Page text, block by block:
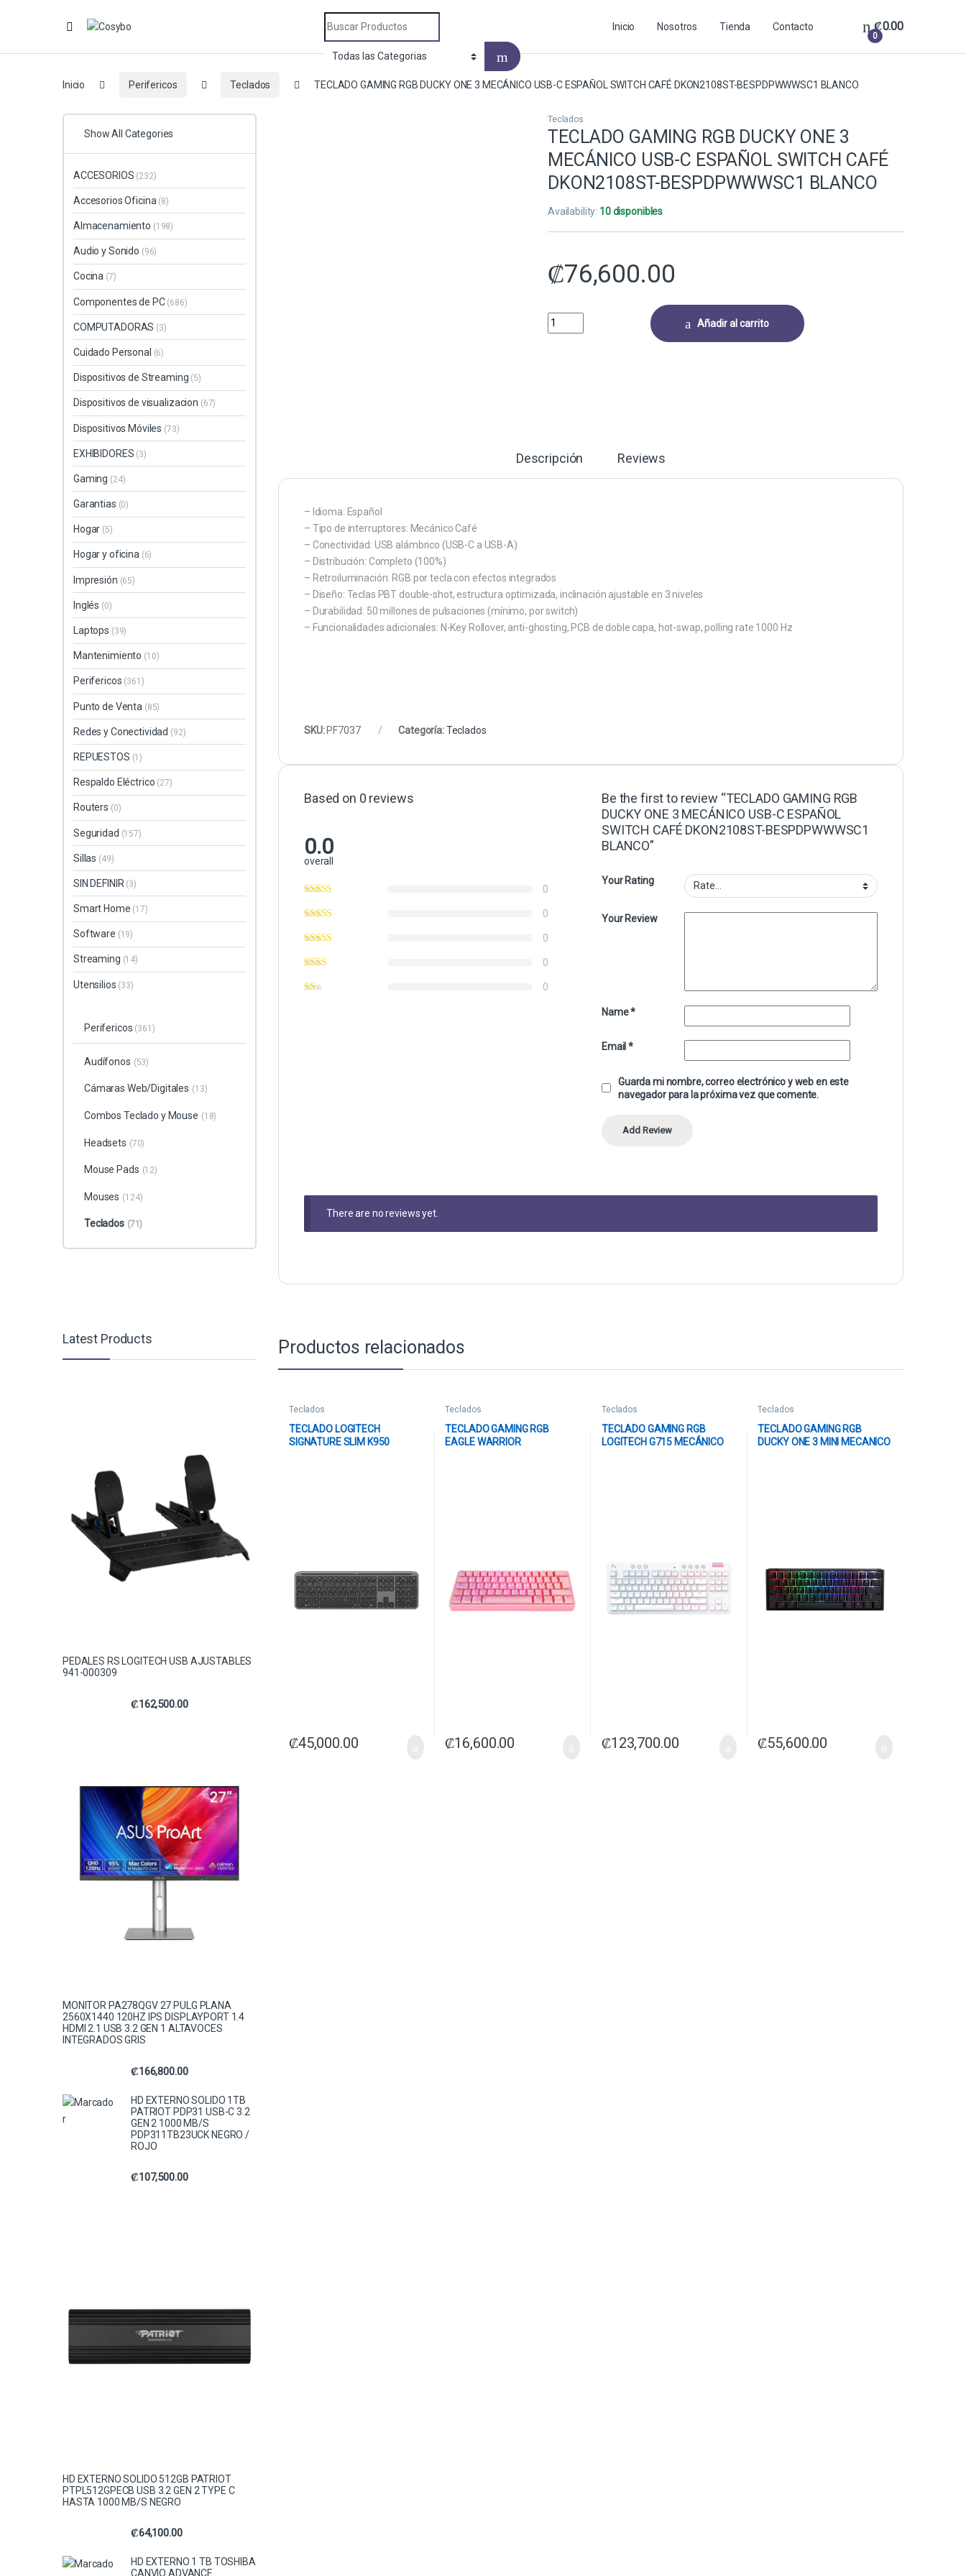
Search for:
Inicio Nosotros Tienda Contacto
0
₡0.00
Inicio Perifericos Teclados TECLADO GAMING RGB DUCKY ONE 3 MECÁNICO USB-C ESPAÑOL SWITCH CAFÉ DKON2108ST-BESPDPWWWSC1 BLANCO
Teclados
TECLADO GAMING RGB DUCKY ONE 3
MECÁNICO USB-C ESPAÑOL SWITCH CAFÉ
DKON2108ST-BESPDPWWWSC1 BLANCO
Availability: 10 disponibles
₡76,600.00
TECLADO GAMING RGB DUCKY ONE 3 MECÁNICO USB-C ESPAÑOL SWITCH CAFÉ
Añadir al carrito
Descripción Reviews
– Idioma: Español
– Tipo de interruptores: Mecánico Café
– Conectividad: USB alámbrico (USB-C a USB-A)
– Distribución: Completo (100%)
– Retroiluminación: RGB por tecla con efectos integrados
– Diseño: Teclas PBT double-shot, estructura optimizada, inclinación ajustable en 3 niveles
– Durabilidad: 50 millones de pulsaciones (mínimo, por switch)
– Funcionalidades adicionales: N-Key Rollover, anti-ghosting, PCB de doble capa, hot-swap, polling rate 1000 Hz
SKU: PF7037 Categoría:Teclados
Based on 0 reviews
0.0
overall
0
0
0
0
0
Be the first to review “TECLADO GAMING RGB
DUCKY ONE 3 MECÁNICO USB-C ESPAÑOL
SWITCH CAFÉ DKON2108ST-BESPDPWWWSC1
BLANCO”
Your Rating
Your Review
Name*
Email*
Guarda mi nombre, correo electrónico y web en este
navegador para la próxima vez que comente.
There are no reviews yet.
Productos relacionados
Teclados
TECLADO LOGITECH
SIGNATURE SLIM K950
₡45,000.00
Teclados
TECLADO GAMING RGB
EAGLE WARRIOR
₡16,600.00
Teclados
TECLADO GAMING RGB
LOGITECH G715 MECÁNICO
₡123,700.00
Teclados
TECLADO GAMING RGB
DUCKY ONE 3 MINI MECANICO
₡55,600.00
Show All Categories
ACCESORIOS (232)
Accesorios Oficina (8)
Almacenamiento (198)
Audio y Sonido (96)
Cocina (7)
Componentes de PC (686)
COMPUTADORAS (3)
Cuidado Personal (6)
Dispositivos de Streaming (5)
Dispositivos de visualizacion (67)
Dispositivos Móviles (73)
EXHIBIDORES (3)
Gaming (24)
Garantias (0)
Hogar (5)
Hogar y oficina (6)
Impresión (65)
Inglés (0)
Laptops (39)
Mantenimiento (10)
Perifericos (361)
Punto de Venta (85)
Redes y Conectividad (92)
REPUESTOS (1)
Respaldo Eléctrico (27)
Routers (0)
Seguridad (157)
Sillas (49)
SIN DEFINIR (3)
Smart Home (17)
Software (19)
Streaming (14)
Utensilios (33)
Perifericos (361)
Audífonos (53)
Cámaras Web/Digitales (13)
Combos Teclado y Mouse (18)
Headsets (70)
Mouse Pads (12)
Mouses (124)
Teclados (71)
Latest Products
PEDALES RS LOGITECH USB AJUSTABLES
941-000309
₡162,500.00
MONITOR PA278QGV 27 PULG PLANA
2560X1440 120HZ IPS DISPLAYPORT 1.4
HDMI 2.1 USB 3.2 GEN 1 ALTAVOCES
INTEGRADOS GRIS
₡166,800.00
HD EXTERNO SOLIDO 1TB
PATRIOT PDP31 USB-C 3.2
GEN 2 1000 MB/S
PDP311TB23UCK NEGRO /
ROJO
₡107,500.00
HD EXTERNO SOLIDO 512GB PATRIOT
PTPL512GPECB USB 3.2 GEN 2 TYPE C
HASTA 1000 MB/S NEGRO
₡64,100.00
HD EXTERNO 1 TB TOSHIBA
CANVIO ADVANCE